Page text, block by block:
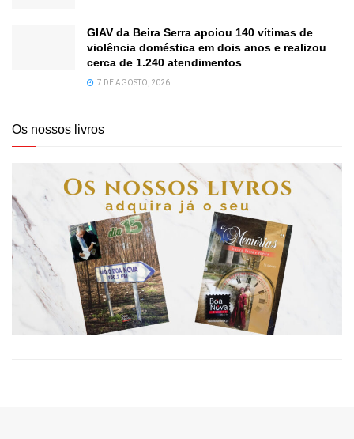
GIAV da Beira Serra apoiou 140 vítimas de
violência doméstica em dois anos e realizou
cerca de 1.240 atendimentos
7 DE AGOSTO, 2026
Os nossos livros